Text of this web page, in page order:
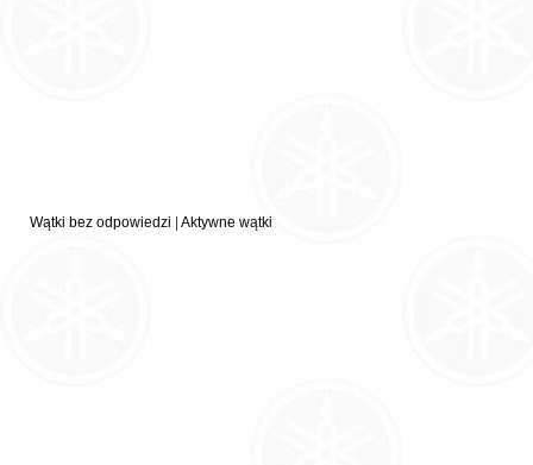
Wątki bez odpowiedzi Aktywne wątki